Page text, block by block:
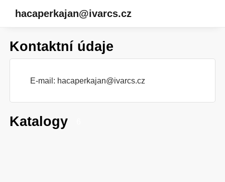
hacaperkajan@ivarcs.cz
Kontaktní údaje
E-mail: hacaperkajan@ivarcs.cz
Katalogy